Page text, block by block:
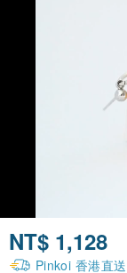
NT$ 1,128
Pinkoi 香港直